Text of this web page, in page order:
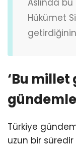
Aslında
Hükümet
‘Bu
Türkiye
uzun bir